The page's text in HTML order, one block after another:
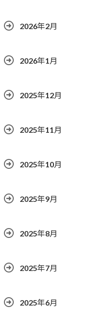
2026年2月
2026年1月
2025年12月
2025年11月
2025年10月
2025年9月
2025年8月
2025年7月
2025年6月